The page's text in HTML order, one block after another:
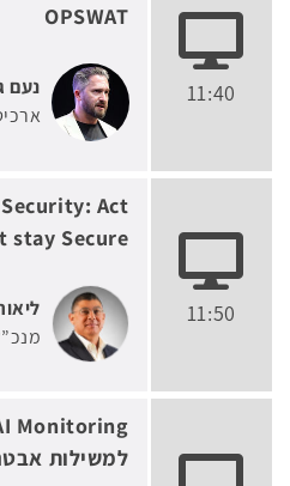
11:40
OPSWAT
נעם
11:50
Act
stay Secure
למשילות